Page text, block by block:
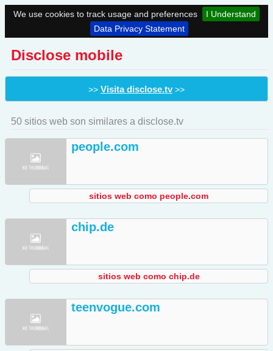
We use cookies to track usage and preferences
I Understand
Data Privacy Statement
Disclose mobile
>> Visita disclose.tv >>
50 sitios web son similares a disclose.tv
people.com
sitios web como people.com
chip.de
sitios web como chip.de
teenvogue.com